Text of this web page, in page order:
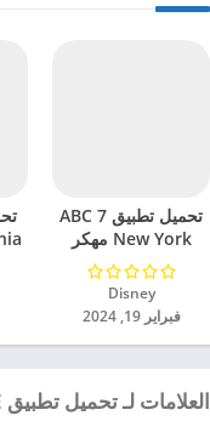
تحميل تطبيق ABC 7
New York مهكر
للاندرويد 2024
Disney‏
فبراير 19, 2024
العلامات لـ تحميل تطبيق MY DISNEY EXPERIENCE مهكر للاندرويد 2024